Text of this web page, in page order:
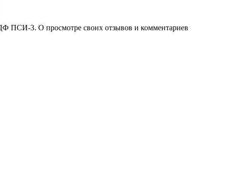
ПСИ-3. О просмотре своих отзывов и комментариев